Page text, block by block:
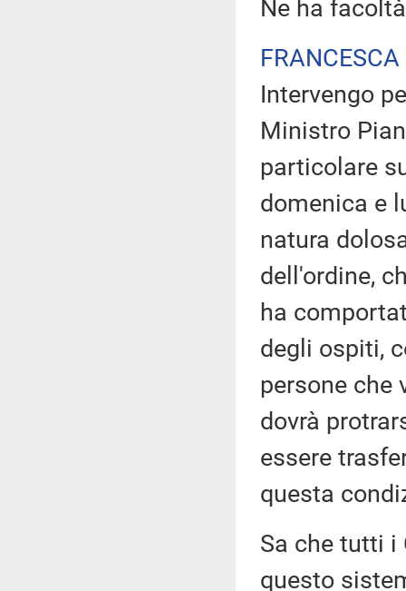
Ne ha
Intervengo
Ministro
particolare
domenica e
natura
dell'ordine,
ha
degli ospiti,
persone che
dovrà
essere
questa
Sa che tutti i
questo